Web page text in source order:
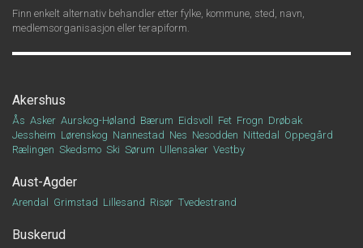
Finn enkelt alternativ behandler etter fylke, kommune, sted, navn,
medlemsorganisasjon eller terapiform.
Akershus
Ås Asker Aurskog-Høland Bærum Eidsvoll Fet Frogn Drøbak
Jessheim Lørenskog Nannestad Nes Nesodden Nittedal
Oppegård
Rælingen Skedsmo Ski Sørum Ullensaker Vestby
Aust-Agder
Arendal Grimstad Lillesand Risør Tvedestrand
Buskerud